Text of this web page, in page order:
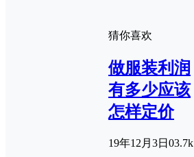
猜你喜欢
做服装利润
有多少应该
怎样定价
19年12月3日 03.7k